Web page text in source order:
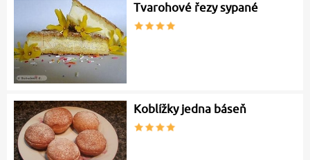
Tvarohové řezy sypané
Koblížky jedna báseň